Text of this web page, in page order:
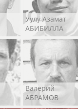
Уулу Азамат
АБИБИЛЛА
Валерий
АБРАМОВ